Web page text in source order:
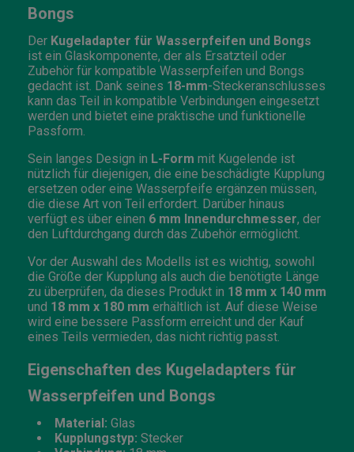
Bongs
Der Kugeladapter für Wasserpfeifen und Bongs
ist ein Glaskomponente, der als Ersatzteil oder
Zubehör für kompatible Wasserpfeifen und Bongs
gedacht ist. Dank seines 18-mm-Steckeranschlusses
kann das Teil in kompatible Verbindungen eingesetzt
werden und bietet eine praktische und funktionelle
Passform.
Sein langes Design in L-Form mit Kugelende ist
nützlich für diejenigen, die eine beschädigte Kupplung
ersetzen oder eine Wasserpfeife ergänzen müssen,
die diese Art von Teil erfordert. Darüber hinaus
verfügt es über einen 6 mm Innendurchmesser, der
den Luftdurchgang durch das Zubehör ermöglicht.
Vor der Auswahl des Modells ist es wichtig, sowohl
die Größe der Kupplung als auch die benötigte Länge
zu überprüfen, da dieses Produkt in 18 mm x 140 mm
und 18 mm x 180 mm erhältlich ist. Auf diese Weise
wird eine bessere Passform erreicht und der Kauf
eines Teils vermieden, das nicht richtig passt.
Eigenschaften des Kugeladapters für
Wasserpfeifen und Bongs
Material: Glas
Kupplungstyp: Stecker